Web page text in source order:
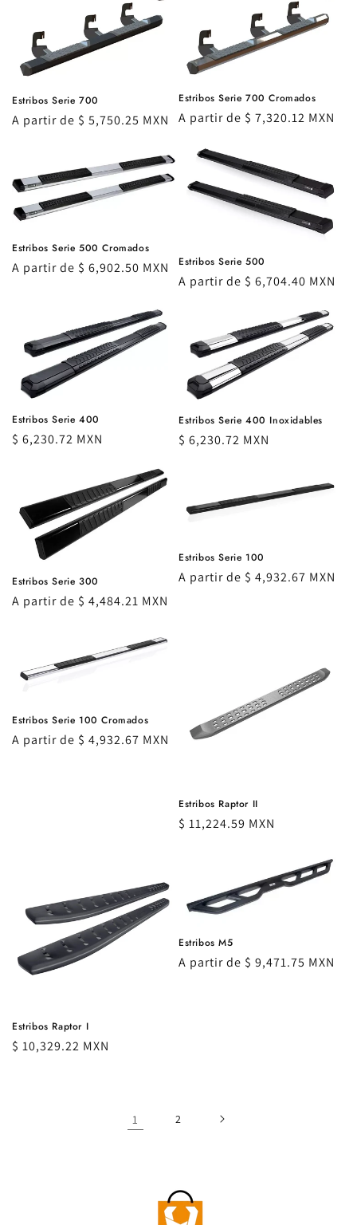
Estribos Serie 700
Precio
A partir de $ 5,750.25 MXN
Estribos Serie 700 Cromados
Precio
A partir de $ 7,320.12 MXN
Estribos Serie 500 Cromados
Precio
A partir de $ 6,902.50 MXN Estribos Serie 500
Precio
A partir de $ 6,704.40 MXN
Estribos Serie 400
Precio
$ 6,230.72 MXN
Estribos Serie 400 Inoxidables
Precio
$ 6,230.72 MXN
Estribos Serie 300
Precio
A partir de $ 4,484.21 MXN
Estribos Serie 100
Precio
A partir de $ 4,932.67 MXN
Estribos Serie 100 Cromados
Precio
A partir de $ 4,932.67 MXN
Estribos Raptor II
Precio
$ 11,224.59 MXN
Estribos Raptor I
Precio
$ 10,329.22 MXN
Estribos M5
Precio
A partir de $ 9,471.75 MXN
1 2